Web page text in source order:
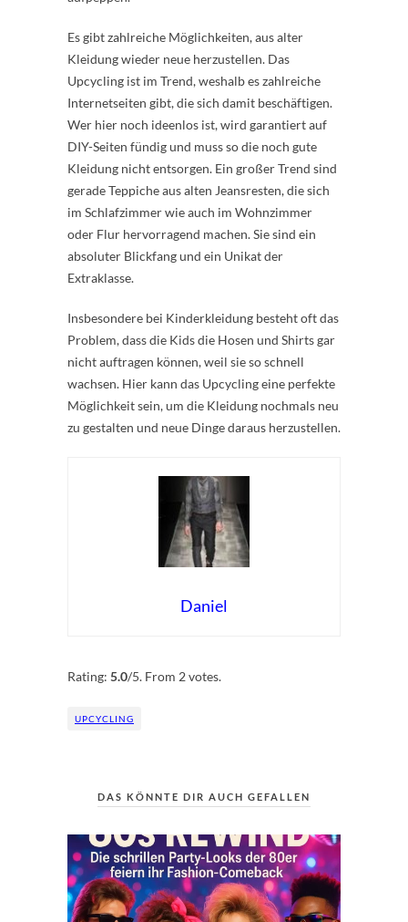
Es gibt zahlreiche Möglichkeiten, aus alter
Kleidung wieder neue herzustellen. Das
Upcycling ist im Trend, weshalb es zahlreiche
Internetseiten gibt, die sich damit beschäftigen.
Wer hier noch ideenlos ist, wird garantiert auf
DIY-Seiten fündig und muss so die noch gute
Kleidung nicht entsorgen. Ein großer Trend sind
gerade Teppiche aus alten Jeansresten, die sich
im Schlafzimmer wie auch im Wohnzimmer
oder Flur hervorragend machen. Sie sind ein
absoluter Blickfang und ein Unikat der
Extraklasse.
Insbesondere bei Kinderkleidung besteht oft das
Problem, dass die Kids die Hosen und Shirts gar
nicht auftragen können, weil sie so schnell
wachsen. Hier kann das Upcycling eine perfekte
Möglichkeit sein, um die Kleidung nochmals neu
zu gestalten und neue Dinge daraus herzustellen.
Daniel
Rating: 5.0/5. From 2 votes.
UPCYCLING
DAS KÖNNTE DIR AUCH GEFALLEN